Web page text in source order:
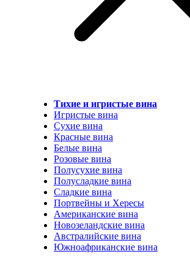
Тихие и игристые вина
Игристые вина
Сухие вина
Красные вина
Белые вина
Розовые вина
Полусухие вина
Полусладкие вина
Сладкие вина
Портвейны и Хересы
Американские вина
Новозеландские вина
Австралийские вина
Южноафриканские вина